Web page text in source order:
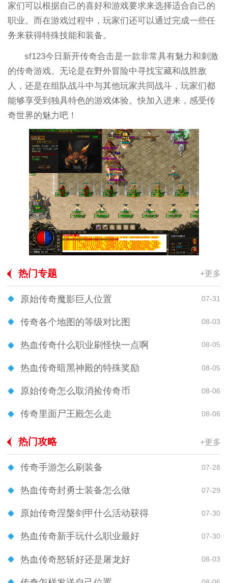
家们可以根据自己的喜好和游戏要求来选择适合自己的
职业。而在游戏过程中，玩家们还可以通过完成一些任
务来获得特殊技能和装备。
sf123今日新开传奇合击是一款非常具有魅力和刺激
的传奇游戏。无论是在野外冒险中寻找宝藏和战胜敌
人，还是在组队战斗中与其他玩家共同战斗，玩家们都
能够享受到独具特色的游戏体验。快加入进来，感受传
奇世界的魅力吧！
热门专题 +更多
原始传奇魔影巨人位置 07-31
传奇各个地图的等级对比图 08-03
热血传奇什么职业刷怪快一点啊 08-05
热血传奇暗黑神殿的特殊奖励 08-05
原始传奇怎么取消捡传奇币 08-06
传奇里面尸王殿怎么走 08-06
热门攻略 +更多
传奇手游怎么刷装备 07-28
热血传奇封勇士装备怎么做 07-29
原始传奇涅槃剑甲什么活动获得 07-30
热血传奇新手玩什么职业最好 07-30
热血传奇怒斩好还是屠龙好 08-03